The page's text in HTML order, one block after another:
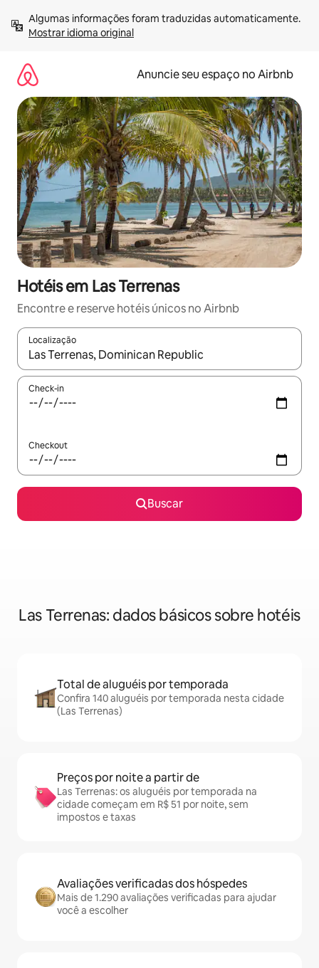
para
Mostrar idioma original
Anuncie seu espaço no Airbnb
Hotéis em Las Terrenas
Encontre e reserve hotéis únicos no Airbnb
Localização
Quando os resultados estiverem disponíveis, explore-os
Check-in
Checkout
Buscar
Las Terrenas: dados básicos sobre hotéis
Total de aluguéis por temporada
Confira 140 aluguéis por temporada nesta cidade
(Las Terrenas)
Preços por noite a partir de
Las Terrenas: os aluguéis por temporada na
cidade começam em R$ 51 por noite, sem
impostos e taxas
Avaliações verificadas dos hóspedes
Mais de 1.290 avaliações verificadas para ajudar
você a escolher